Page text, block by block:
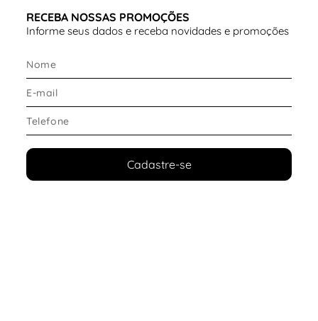
RECEBA NOSSAS PROMOÇÕES
Informe seus dados e receba novidades e promoções
Cadastre-se